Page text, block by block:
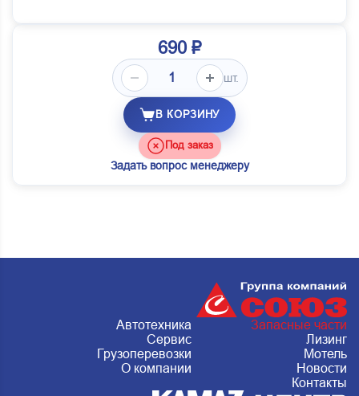
690 ₽
шт.
В КОРЗИНУ
Под заказ
Задать вопрос менеджеру
Автотехника
Запасные части
Сервис
Лизинг
Грузоперевозки
Мотель
О компании
Новости
Контакты